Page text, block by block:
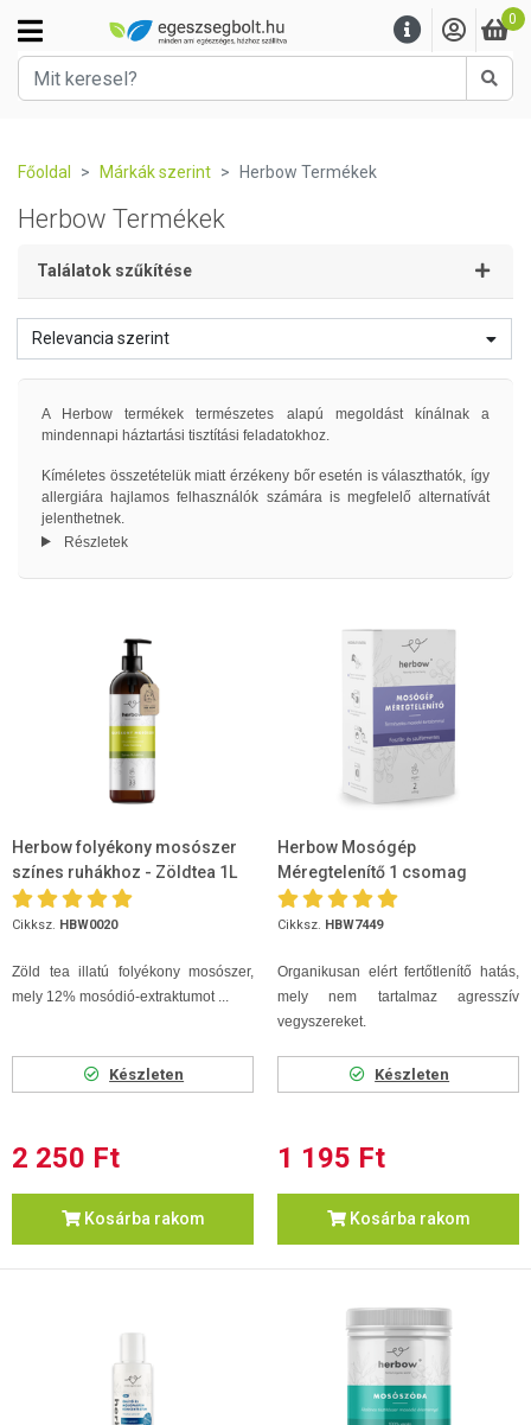
0
Főoldal Márkák szerint Herbow Termékek
Herbow Termékek
Találatok szűkítése
Relevancia szerint
A Herbow termékek természetes alapú megoldást kínálnak a
mindennapi háztartási tisztítási feladatokhoz.
Kíméletes összetételük miatt érzékeny bőr esetén is választhatók, így
allergiára hajlamos felhasználók számára is megfelelő alternatívát
jelenthetnek.
Részletek
Herbow folyékony mosószer
színes ruhákhoz - Zöldtea 1L
Cikksz. HBW0020
Zöld tea illatú folyékony mosószer,
mely 12% mosódió-extraktumot ...
Készleten
2 250 Ft
Kosárba rakom
Herbow Mosógép
Méregtelenítő 1 csomag
Cikksz. HBW7449
Organikusan elért fertőtlenítő hatás,
mely nem tartalmaz agresszív
vegyszereket.
Készleten
1 195 Ft
Kosárba rakom